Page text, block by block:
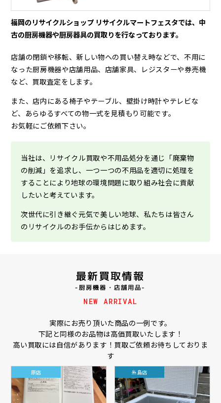
福岡のリサイクルショップ リサイクルマートフェスタでは、中
古の厨房機器や厨房器具の買取りを行なっております。
店舗の閉鎖や移転、新しい物への買い替え時などで、不用に
なった厨房機器や店舗用品、店舗家具、レジスターや券売機
など、買取査定をします。
また、店内にある椅子やテーブル、壁掛け時計やテレビな
ど、あらゆるすべての物一式を見積もり可能です。
お気軽にご依頼下さい。
当社は、リサイクル買取や不用品処分を通じ「廃棄物
の削減」を追求し、一つ一つの不用品を適切に処理を
することにより地球の環境問題に取り組み社会に貢献
したいと考えています。
次世代に引き継ぐ元気で美しい地球、私たちは皆さん
のリサイクルのお手伝からはじめます。
最新買取情報
-厨房機器・店舗用品-
NEW ARRIVAL
実際にお売り頂いた商品の一例です。
下記と同様のお品物は高価買取いたします！
高い買取には自信があります！買取ご依頼お待ちしておりま
す
原店 糸島店